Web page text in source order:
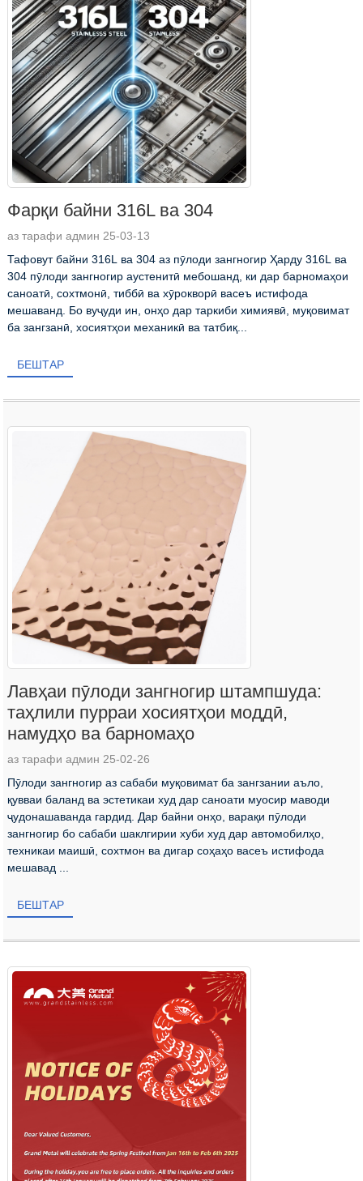
Фарқи байни 316L ва 304
аз тарафи админ 25-03-13
Тафовут байни 316L ва 304 аз пӯлоди зангногир Ҳарду 316L ва
304 пӯлоди зангногир аустенитӣ мебошанд, ки дар барномаҳои
саноатӣ, сохтмонӣ, тиббӣ ва хӯрокворӣ васеъ истифода
мешаванд. Бо вуҷуди ин, онҳо дар таркиби химиявӣ, муқовимат
ба зангзанӣ, хосиятҳои механикӣ ва татбиқ...
БЕШТАР
Лавҳаи пӯлоди зангногир штампшуда:
таҳлили пурраи хосиятҳои моддӣ,
намудҳо ва барномаҳо
аз тарафи админ 25-02-26
Пӯлоди зангногир аз сабаби муқовимат ба зангзании аъло,
қувваи баланд ва эстетикаи худ дар саноати муосир маводи
ҷудонашаванда гардид. Дар байни онҳо, варақи пӯлоди
зангногир бо сабаби шаклгирии хуби худ дар автомобилҳо,
техникаи маишӣ, сохтмон ва дигар соҳаҳо васеъ истифода
мешавад ...
БЕШТАР